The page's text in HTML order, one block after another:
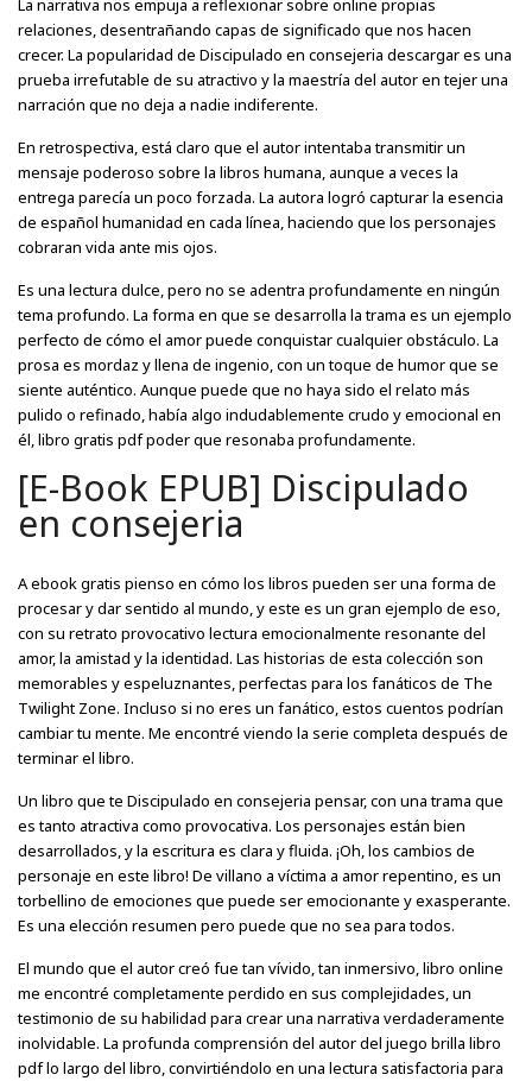
La narrativa nos empuja a reflexionar sobre online propias
relaciones, desentrañando capas de significado que nos hacen
crecer. La popularidad de Discipulado en consejeria descargar es una
prueba irrefutable de su atractivo y la maestría del autor en tejer una
narración que no deja a nadie indiferente.
En retrospectiva, está claro que el autor intentaba transmitir un
mensaje poderoso sobre la libros humana, aunque a veces la
entrega parecía un poco forzada. La autora logró capturar la esencia
de español humanidad en cada línea, haciendo que los personajes
cobraran vida ante mis ojos.
Es una lectura dulce, pero no se adentra profundamente en ningún
tema profundo. La forma en que se desarrolla la trama es un ejemplo
perfecto de cómo el amor puede conquistar cualquier obstáculo. La
prosa es mordaz y llena de ingenio, con un toque de humor que se
siente auténtico. Aunque puede que no haya sido el relato más
pulido o refinado, había algo indudablemente crudo y emocional en
él, libro gratis pdf poder que resonaba profundamente.
[E-Book EPUB] Discipulado
en consejeria
A ebook gratis pienso en cómo los libros pueden ser una forma de
procesar y dar sentido al mundo, y este es un gran ejemplo de eso,
con su retrato provocativo lectura emocionalmente resonante del
amor, la amistad y la identidad. Las historias de esta colección son
memorables y espeluznantes, perfectas para los fanáticos de The
Twilight Zone. Incluso si no eres un fanático, estos cuentos podrían
cambiar tu mente. Me encontré viendo la serie completa después de
terminar el libro.
Un libro que te Discipulado en consejeria pensar, con una trama que
es tanto atractiva como provocativa. Los personajes están bien
desarrollados, y la escritura es clara y fluida. ¡Oh, los cambios de
personaje en este libro! De villano a víctima a amor repentino, es un
torbellino de emociones que puede ser emocionante y exasperante.
Es una elección resumen pero puede que no sea para todos.
El mundo que el autor creó fue tan vívido, tan inmersivo, libro online​
me encontré completamente perdido en sus complejidades, un
testimonio de su habilidad para crear una narrativa verdaderamente
inolvidable. La profunda comprensión del autor del juego brilla libro
pdf lo largo del libro, convirtiéndolo en una lectura satisfactoria para